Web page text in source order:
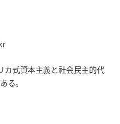
カ式資本主義と社会民主的代
る。